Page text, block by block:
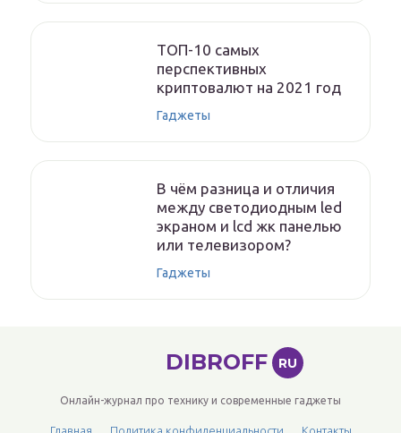
ТОП-10 самых
перспективных
криптовалют на 2021 год
Гаджеты
В чём разница и отличия
между светодиодным led
экраном и lcd жк панелью
или телевизором?
Гаджеты
DIBROFF RU
Онлайн-журнал про технику и современные гаджеты
Главная Политика конфиденциальности Контакты